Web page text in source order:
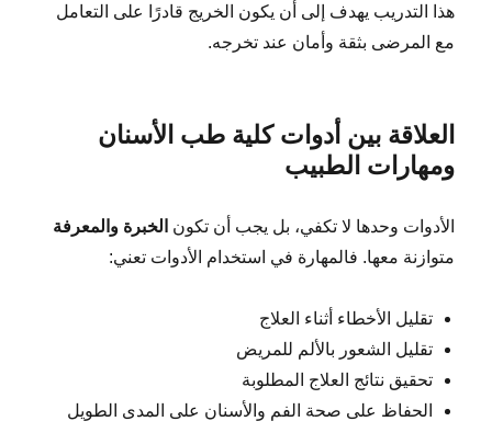
هذا التدريب يهدف إلى أن يكون الخريج قادرًا على التعامل
مع المرضى بثقة وأمان عند تخرجه.
العلاقة بين أدوات كلية طب الأسنان
ومهارات الطبيب
الأدوات وحدها لا تكفي، بل يجب أن تكون الخبرة والمعرفة
متوازنة معها. فالمهارة في استخدام الأدوات تعني:
تقليل الأخطاء أثناء العلاج
تقليل الشعور بالألم للمريض
تحقيق نتائج العلاج المطلوبة
الحفاظ على صحة الفم والأسنان على المدى الطويل